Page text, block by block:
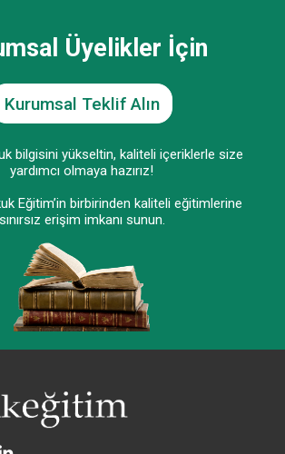
Üyelikler İçin
Kurumsal Teklif Alın
bilgisini yükseltin, kaliteli içeriklerle size
yardımcı olmaya hazırız!
Eğitim’in birbirinden kaliteli eğitimlerine
sınırsız erişim imkanı sunun.